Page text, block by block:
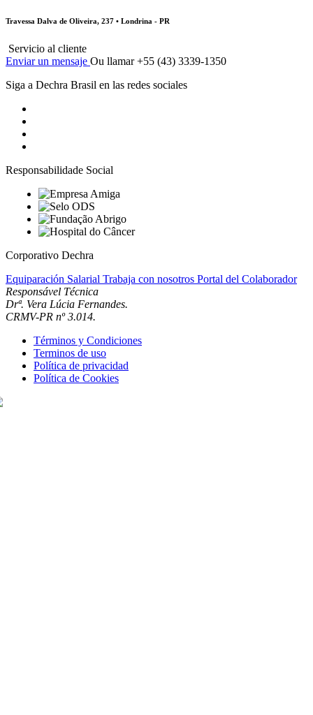
Travessa Dalva de Oliveira, 237 • Londrina - PR
Servicio al cliente
Enviar un mensaje Ou llamar +55 (43) 3339-1350
Siga a Dechra Brasil en las redes sociales
Responsabilidade Social
Corporativo Dechra
Equiparación Salarial Trabaja con nosotros Portal del Colaborador
Responsável Técnica
Drª. Vera Lúcia Fernandes.
CRMV-PR nº 3.014.
Términos y Condiciones
Terminos de uso
Política de privacidad
Política de Cookies